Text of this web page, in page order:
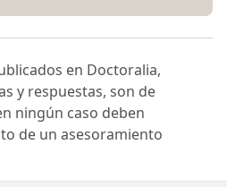
en Doctoralia,
y respuestas, son de
ningún caso deben
de un asesoramiento